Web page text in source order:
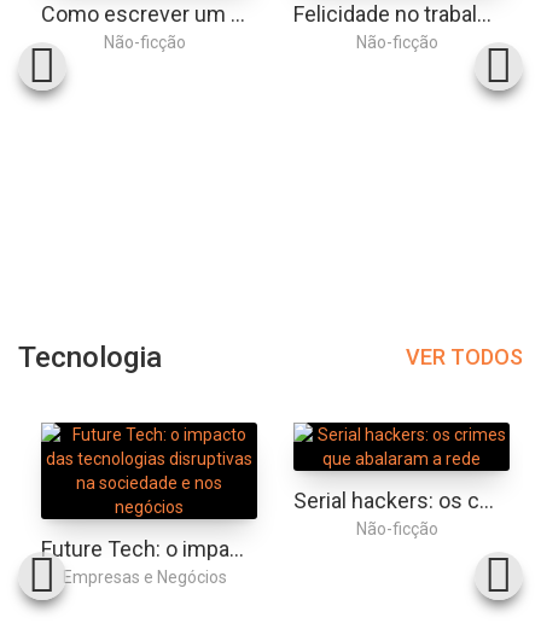
Como escrever um livro de sucesso usando o Método Scribe
Não-ficção
Felicidade no trabalho: estratégias para otimizar sua performance
Não-ficção
Tecnologia VER TODOS
Future Tech: o impacto das tecnologias disruptivas na sociedade e nos negócios
Empresas e Negócios
Serial hackers: os crimes que abalaram a rede
Não-ficção